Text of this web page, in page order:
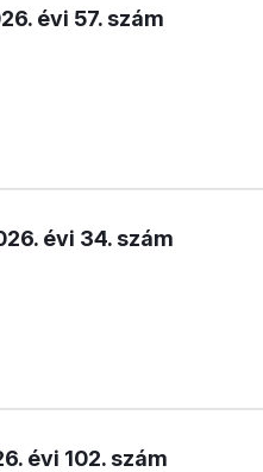
évi 57. szám
évi 34. szám
évi 102. szám